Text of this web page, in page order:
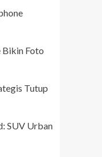
Bikin Foto
Tutup
SUV Urban